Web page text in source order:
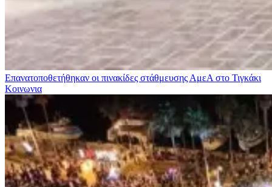
Επανατοποθετήθηκαν οι πινακίδες στάθμευσης ΑμεΑ στο Τιγκάκι
Κοινωνια